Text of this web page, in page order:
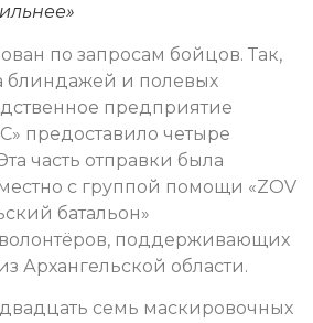
по запросам бойцов. Так,
блиндажей и полевых
предприятие
предоставило четыре
часть отправки была
с группой помощи «ZOV
батальон»
поддерживающих
Архангельской области.
двадцать семь маскировочных